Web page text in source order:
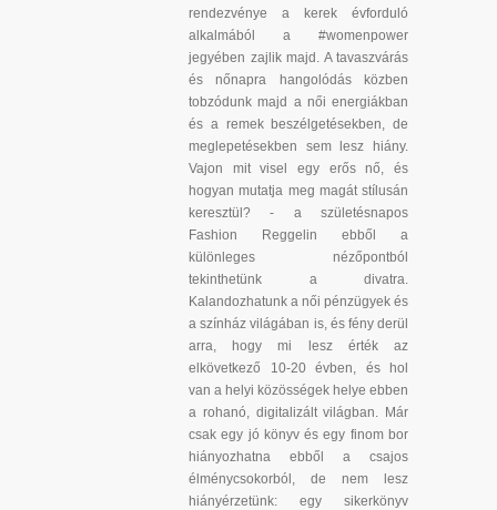
rendezvénye a kerek évforduló
alkalmából a #womenpower
jegyében zajlik majd. A tavaszvárás
és nőnapra hangolódás közben
tobzódunk majd a női energiákban
és a remek beszélgetésekben, de
meglepetésekben sem lesz hiány.
Vajon mit visel egy erős nő, és
hogyan mutatja meg magát stílusán
keresztül? - a születésnapos
Fashion Reggelin ebből a
különleges nézőpontból
tekinthetünk a divatra.
Kalandozhatunk a női pénzügyek és
a színház világában is, és fény derül
arra, hogy mi lesz érték az
elkövetkező 10-20 évben, és hol
van a helyi közösségek helye ebben
a rohanó, digitalizált világban. Már
csak egy jó könyv és egy finom bor
hiányozhatna ebből a csajos
élménycsokorból, de nem lesz
hiányérzetünk: egy sikerkönyv